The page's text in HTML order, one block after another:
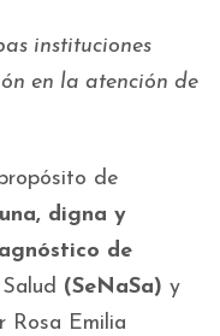
instituciones
en la atención de
de
digna y
de
(SeNaSa) y
Rosa Emilia